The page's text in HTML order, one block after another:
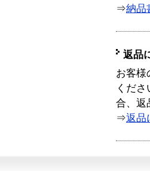
⇒納品
返品
お客様
くだ
合、返
⇒返品